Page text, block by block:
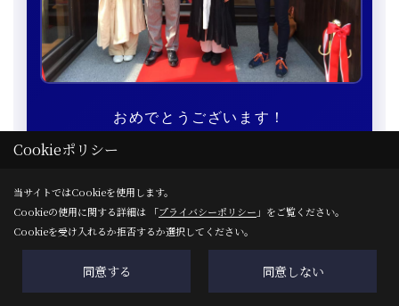
おめでとうございます！
いよいよ新しい生活のスタートです。
Cookieポリシー
当サイトではCookieを使用します。
Cookieの使用に関する詳細は 「プライバシーポリシー 」をご覧ください。
Cookieを受け入れるか拒否するか選択してください。
同意する 同意しない